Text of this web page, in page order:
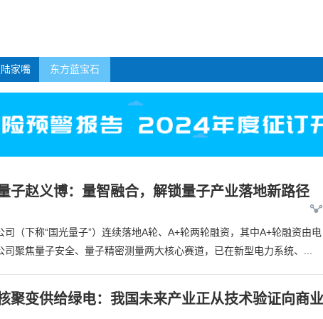
家嘴 东方蓝宝石
子赵义博：量智融合，解锁量子产业落地新路径
（下称“国光量子”）连续落地A轮、A+轮两轮融资，其中A+轮融资由电
聚焦量子安全、量子精密测量两大核心赛道，已在新型电力系统、...
聚变供给绿电：我国未来产业正从技术验证向商业